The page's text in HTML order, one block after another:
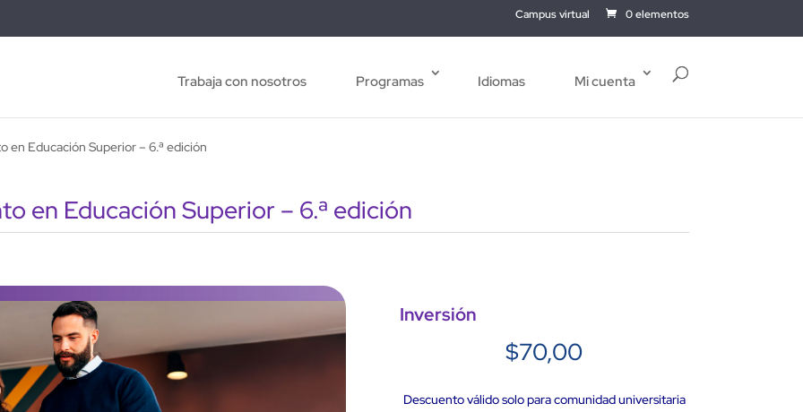
Campus virtual 0 elementos
Trabaja con nosotros Programas Idiomas Mi cuenta
Educación Superior – 6.ª edición
en Educación Superior – 6.ª edición
Inversión
$70,00
Descuento válido solo para comunidad universitaria